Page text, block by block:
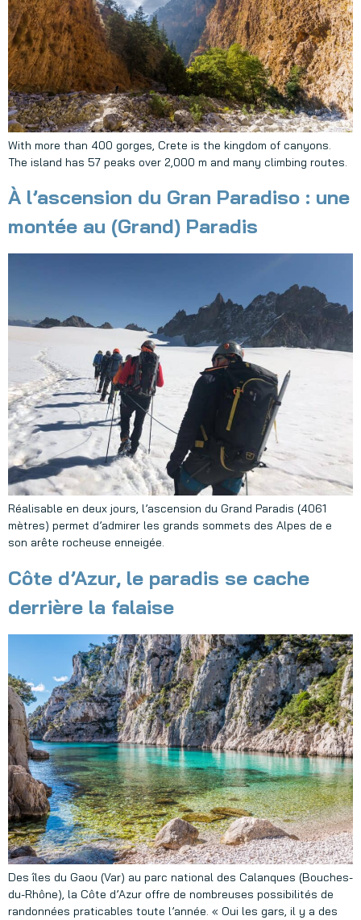
With more than 400 gorges, Crete is the kingdom of canyons.
The island has 57 peaks over 2,000 m and many climbing routes.
À l’ascension du Gran Paradiso : une
montée au (Grand) Paradis
Réalisable en deux jours, l’ascension du Grand Paradis (4061
mètres) permet d’admirer les grands sommets des Alpes de e
son arête rocheuse enneigée.​
Côte d’Azur, le paradis se cache
derrière la falaise
Des îles du Gaou (Var) au parc national des Calanques (Bouches-
du-Rhône), la Côte d’Azur offre de nombreuses possibilités de
randonnées praticables toute l’année. « Oui les gars, il y a des